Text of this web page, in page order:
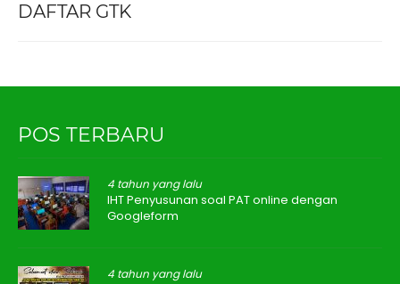
DAFTAR GTK
POS TERBARU
4 tahun yang lalu
IHT Penyusunan soal PAT online dengan
Googleform
4 tahun yang lalu